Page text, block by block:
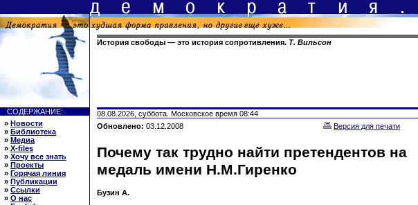
История свободы — это история сопротивления. Т. Вильсон
СОДЕРЖАНИЕ:
» Новости
» Библиотека
» Медиа
» X-files
» Хочу все знать
» Проекты
» Горячая линия
» Публикации
» Ссылки
» О нас
08.08.2026, суббота. Московское время 08:44
Обновлено: 03.12.2008 Версия для печати
Почему так трудно найти претендентов на
медаль имени Н.М.Гиренко
Бузин А.